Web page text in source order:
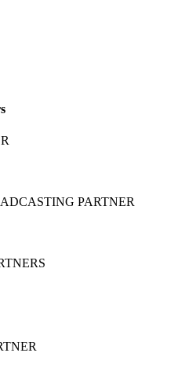
PARTNER